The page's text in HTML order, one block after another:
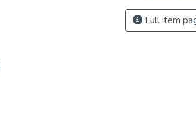
Full item